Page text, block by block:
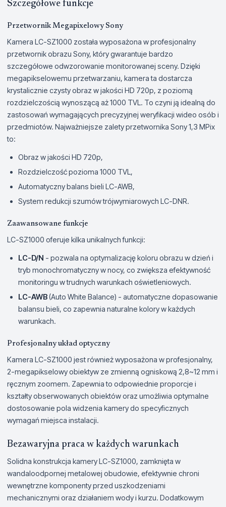
Szczegółowe funkcje
Przetwornik Megapixelowy Sony
Kamera LC-SZ1000 została wyposażona w profesjonalny
przetwornik obrazu Sony, który gwarantuje bardzo
szczegółowe odwzorowanie monitorowanej sceny. Dzięki
megapikselowemu przetwarzaniu, kamera ta dostarcza
krystalicznie czysty obraz w jakości HD 720p, z poziomą
rozdzielczością wynoszącą aż 1000 TVL. To czyni ją idealną do
zastosowań wymagających precyzyjnej weryfikacji wideo osób i
przedmiotów. Najważniejsze zalety przetwornika Sony 1,3 MPix
to:
Obraz w jakości HD 720p,
Rozdzielczość pozioma 1000 TVL,
Automatyczny balans bieli LC-AWB,
System redukcji szumów trójwymiarowych LC-DNR.
Zaawansowane funkcje
LC-SZ1000 oferuje kilka unikalnych funkcji:
LC-D/N - pozwala na optymalizację koloru obrazu w dzień i
tryb monochromatyczny w nocy, co zwiększa efektywność
monitoringu w trudnych warunkach oświetleniowych.
LC-AWB(Auto White Balance) - automatyczne dopasowanie
balansu bieli, co zapewnia naturalne kolory w każdych
warunkach.
Profesjonalny układ optyczny
Kamera LC-SZ1000 jest również wyposażona w profesjonalny,
2-megapikselowy obiektyw ze zmienną ogniskową 2,8~12 mm i
ręcznym zoomem. Zapewnia to odpowiednie proporcje i
kształty obserwowanych obiektów oraz umożliwia optymalne
dostosowanie pola widzenia kamery do specyficznych
wymagań miejsca instalacji.
Bezawaryjna praca w każdych warunkach
Solidna konstrukcja kamery LC-SZ1000, zamknięta w
wandaloodpornej metalowej obudowie, efektywnie chroni
wewnętrzne komponenty przed uszkodzeniami
mechanicznymi oraz działaniem wody i kurzu. Dodatkowym